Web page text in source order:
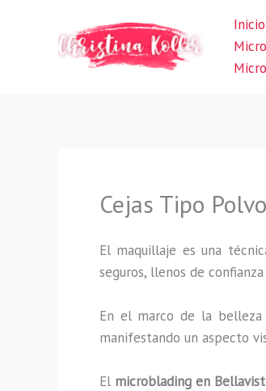
Inicio
Cejas Tipo
El maquillaje es una
seguros, llenos de
En el marco de la belleza
manifestando un aspecto
El microblading en